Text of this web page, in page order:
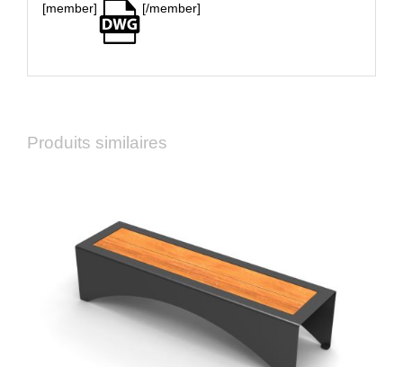
[member] [/member]
Produits similaires